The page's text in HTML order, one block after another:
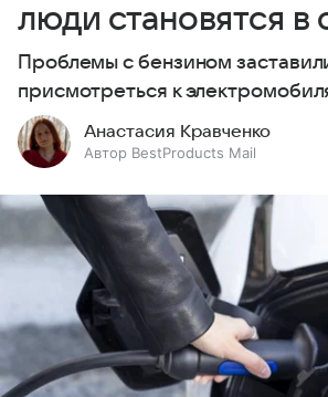
люди становятся в
Проблемы с бензином
присмотреться к
Анастасия Кравченко
Автор BestProducts Mail